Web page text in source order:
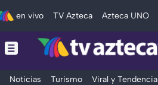
en vivo TV Azteca Azteca UNO
Noticias Turismo Viral y Tendencia